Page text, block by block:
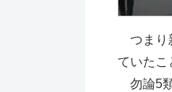
つまり
ていたこ
勿論5